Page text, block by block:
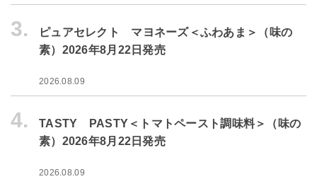
3.
ピュアセレクト マヨネーズ＜ふわあま＞（味の
素）2026年8月22日発売
2026.08.09
4.
TASTY PASTY＜トマトペースト調味料＞（味の
素）2026年8月22日発売
2026.08.09